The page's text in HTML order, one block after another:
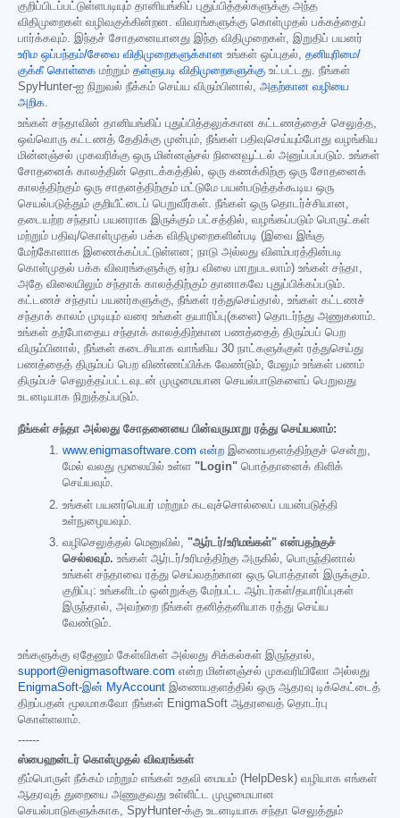
குறிப்பிடப்பட்டுள்ளபடியும் தானியங்கிப் புதுப்பித்தல்களுக்கு அந்த
விதிமுறைகள் வழிவகுக்கின்றன. விவரங்களுக்கு கொள்முதல் பக்கத்தைப்
பார்க்கவும். இந்தச் சோதனையானது இந்த விதிமுறைகள், இறுதிப் பயனர்
உரிம ஒப்பந்தம்/சேவை விதிமுறைகளுக்கான உங்கள் ஒப்புதல், தனியுரிமை/
குக்கீ கொள்கை மற்றும் தள்ளுபடி விதிமுறைகளுக்கு உட்பட்டது. நீங்கள்
SpyHunter-ஐ நிறுவல் நீக்கம் செய்ய விரும்பினால், அதற்கான வழியை
அறிக.
உங்கள் சந்தாவின் தானியங்கிப் புதுப்பித்தலுக்கான கட்டணத்தைச் செலுத்த,
ஒவ்வொரு கட்டணத் தேதிக்கு முன்பும், நீங்கள் பதிவுசெய்யும்போது வழங்கிய
மின்னஞ்சல் முகவரிக்கு ஒரு மின்னஞ்சல் நினைவூட்டல் அனுப்பப்படும். உங்கள்
சோதனைக் காலத்தின் தொடக்கத்தில், ஒரு கணக்கிற்கு ஒரு சோதனைக்
காலத்திற்கும் ஒரு சாதனத்திற்கும் மட்டுமே பயன்படுத்தக்கூடிய ஒரு
செயல்படுத்தும் குறியீட்டைப் பெறுவீர்கள். நீங்கள் ஒரு தொடர்ச்சியான,
தடையற்ற சந்தாப் பயனராக இருக்கும் பட்சத்தில், வழங்கப்படும் பொருட்கள்
மற்றும் பதிவு/கொள்முதல் பக்க விதிமுறைகளின்படி (இவை இங்கு
மேற்கோளாக இணைக்கப்பட்டுள்ளன; நாடு அல்லது விளம்பரத்தின்படி
கொள்முதல் பக்க விவரங்களுக்கு ஏற்ப விலை மாறுபடலாம்) உங்கள் சந்தா,
அதே விலையிலும் சந்தாக் காலத்திற்கும் தானாகவே புதுப்பிக்கப்படும்.
கட்டணச் சந்தாப் பயனர்களுக்கு, நீங்கள் ரத்துசெய்தால், உங்கள் கட்டணச்
சந்தாக் காலம் முடியும் வரை உங்கள் தயாரிப்பு(களை) தொடர்ந்து அணுகலாம்.
உங்கள் தற்போதைய சந்தாக் காலத்திற்கான பணத்தைத் திரும்பப் பெற
விரும்பினால், நீங்கள் கடைசியாக வாங்கிய 30 நாட்களுக்குள் ரத்துசெய்து
பணத்தைத் திரும்பப் பெற விண்ணப்பிக்க வேண்டும், மேலும் உங்கள் பணம்
திரும்பச் செலுத்தப்பட்டவுடன் முழுமையான செயல்பாடுகளைப் பெறுவது
உடனடியாக நிறுத்தப்படும்.
நீங்கள் சந்தா அல்லது சோதனையை பின்வருமாறு ரத்து செய்யலாம்:
www.enigmasoftware.com என்ற இணையதளத்திற்குச் சென்று,
மேல் வலது மூலையில் உள்ள "Login" பொத்தானைக் கிளிக்
செய்யவும்.
உங்கள் பயனர்பெயர் மற்றும் கடவுச்சொல்லைப் பயன்படுத்தி
உள்நுழையவும்.
வழிசெலுத்தல் மெனுவில், "ஆர்டர்/உரிமங்கள்" என்பதற்குச்
செல்லவும். உங்கள் ஆர்டர்/உரிமத்திற்கு அருகில், பொருந்தினால்
உங்கள் சந்தாவை ரத்து செய்வதற்கான ஒரு பொத்தான் இருக்கும்.
குறிப்பு: உங்களிடம் ஒன்றுக்கு மேற்பட்ட ஆர்டர்கள்/தயாரிப்புகள்
இருந்தால், அவற்றை நீங்கள் தனித்தனியாக ரத்து செய்ய
வேண்டும்.
உங்களுக்கு ஏதேனும் கேள்விகள் அல்லது சிக்கல்கள் இருந்தால்,
support@enigmasoftware.com என்ற மின்னஞ்சல் முகவரியிலோ அல்லது
EnigmaSoft-இன் MyAccount இணையதளத்தில் ஒரு ஆதரவு டிக்கெட்டைத்
திறப்பதன் மூலமாகவோ நீங்கள் EnigmaSoft ஆதரவைத் தொடர்பு
கொள்ளலாம்.
------
ஸ்பைஹன்டர் கொள்முதல் விவரங்கள்
தீம்பொருள் நீக்கம் மற்றும் எங்கள் உதவி மையம் (HelpDesk) வழியாக எங்கள்
ஆதரவுத் துறையை அணுகுவது உள்ளிட்ட முழுமையான
செயல்பாடுகளுக்காக, SpyHunter-க்கு உடனடியாக சந்தா செலுத்தும்